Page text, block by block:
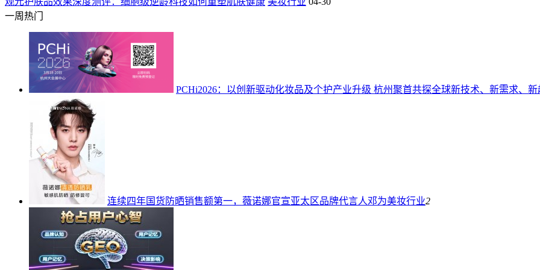
一周热门
PCHi2026：以创新驱动化妆品及个护产业升级 杭州聚首共探全球新技术、新需求、新
连续四年国货防晒销售额第一，薇诺娜官宣亚太区品牌代言人邓为美妆行业2